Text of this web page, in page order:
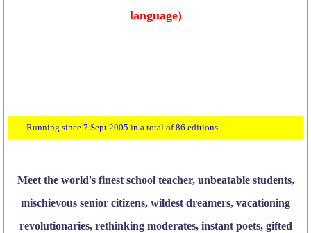
language)
since 7 Sept 2005 in a total of 86 editions.
Meet the world's finest school teacher, unbeatable students,
mischievous senior citizens, wildest dreamers, vacationing
revolutionaries, rethinking moderates, instant poets, gifted